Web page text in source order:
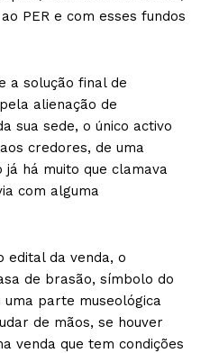
PER e com esses fundos
a solução final de
alienação de
sua sede, o único activo
credores, de uma
já há muito que clamava
com alguma
edital da venda, o
de brasão, símbolo do
uma parte museológica
de mãos, se houver
venda que tem condições